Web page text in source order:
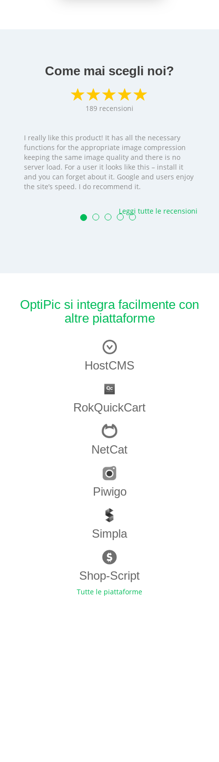
Come mai scegli noi?
189 recensioni
I really like this product! It has all the necessary
functions for the appropriate image compression
keeping the same image quality and there is no
server load. For a user it looks like this – install it
and you can forget about it. Google and users enjoy
the site’s speed. I do recommend it.
Leggi tutte le recensioni
OptiPic si integra facilmente con
altre piattaforme
HostCMS
RokQuickCart
NetCat
Piwigo
Simpla
Shop-Script
Tutte le piattaforme